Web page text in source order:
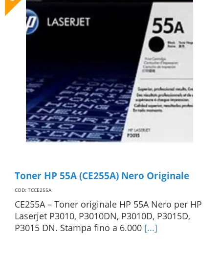
Toner HP 55A (CE255A) Nero Originale
COD: TCCE255A.
CE255A – Toner originale HP 55A Nero per HP
Laserjet P3010, P3010DN, P3010D, P3015D,
P3015 DN. Stampa fino a 6.000 [...]